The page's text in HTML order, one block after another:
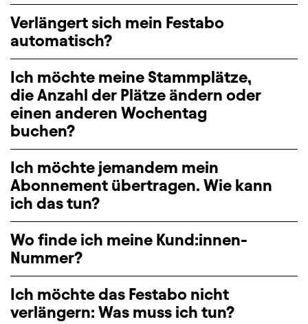
Verlängert sich mein Festabo
automatisch?
Ich möchte meine Stammplätze,
die Anzahl der Plätze ändern oder
einen anderen Wochentag
buchen?
Ich möchte jemandem mein
Abonnement übertragen. Wie kann
ich das tun?
Wo finde ich meine Kund:innen-
Nummer?
Ich möchte das Festabo nicht
verlängern: Was muss ich tun?